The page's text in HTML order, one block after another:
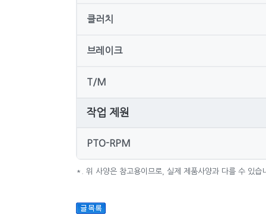
클러치
브레이크
T/M
작업 제원
PTO-RPM
*. 위 사양은 참고용이므로, 실제 제품사양과 다를 수 있습